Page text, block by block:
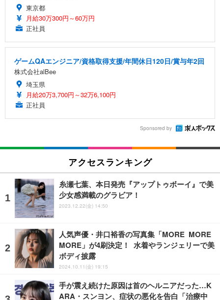
東京都
月給30万300円～60万円
正社員
ゲームQAエンジニア/資格取得支援/年間休日120日/賞与年2回
株式会社alBee
埼玉県
月給20万3,700円～32万6,100円
正社員
Sponsored by
アクセスランキング
糸瀬七葉、本日発売『アップトゥボーイ』で美
少女感満載のグラビア！
2023.12.22(金) 14:50
人気声優・井口裕香の写真集「MORE MORE
MORE」が4刷決定！ 水着やランジェリーで美
ボディ披露
2024.10.11(金) 19:15
手が震え続けた原因は首のヘルニアだった…K
ARA・スンヨン、症状の悪化を告白「治療中